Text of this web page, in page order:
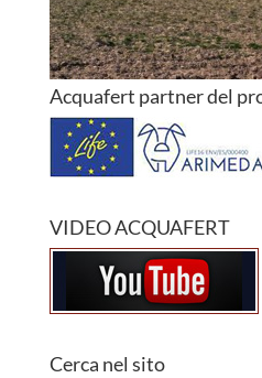
Acquafert partner del
VIDEO ACQUAFERT
Cerca nel sito